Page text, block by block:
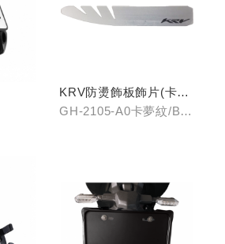
KRV防燙飾板飾片(卡夢
紋/金屬髮絲)
GH-2105-A0卡夢紋/B0